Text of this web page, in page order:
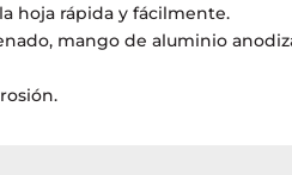
hoja rápida y fácilmente.
mango de aluminio